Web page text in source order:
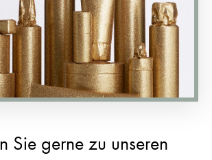
Sie gerne zu unseren